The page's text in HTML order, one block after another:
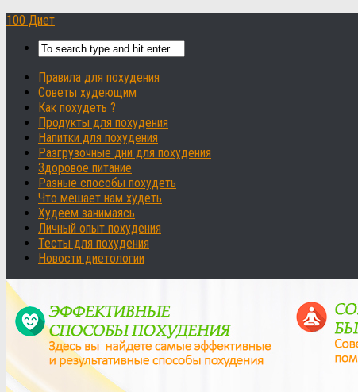
100 Диет
Правила для похудения
Советы худеющим
Как похудеть ?
Продукты для похудения
Напитки для похудения
Разгрузочные дни для похудения
Здоровое питание
Разные способы похудеть
Что мешает нам худеть
Худеем занимаясь
Личный опыт похудения
Тесты для похудения
Новости диетологии